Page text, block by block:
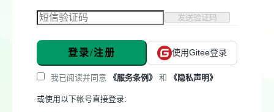
发送验证码
登录/注册 使用Gitee登录
我已阅读并同意 《服务条例》 和 《隐私声明》
或使用以下帐号直接登录: